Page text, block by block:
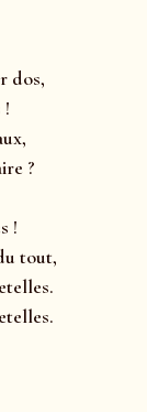
dos,
?
!
tout,